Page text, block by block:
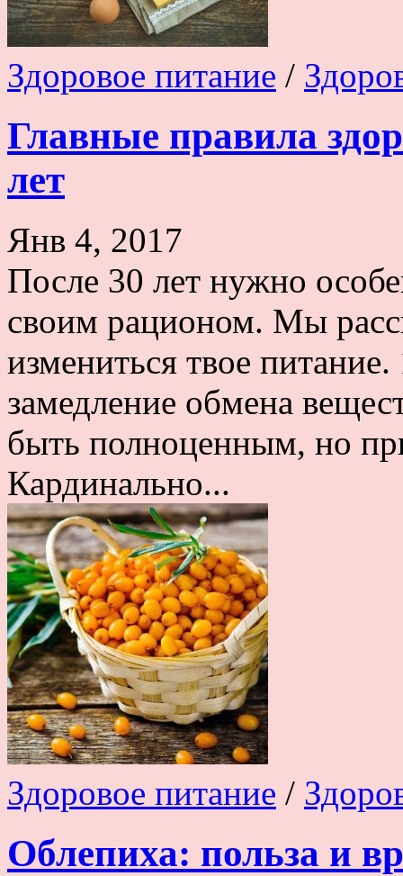
Здоровое питание /
Главные правила
лет
Янв 4, 2017
После 30 лет нужно
своим рационом. Мы
измениться твое
замедление обмена
быть полноценным, но
Кардинально...
Здоровое питание /
Облепиха: польза и